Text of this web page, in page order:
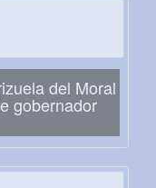
del Moral
gobernador